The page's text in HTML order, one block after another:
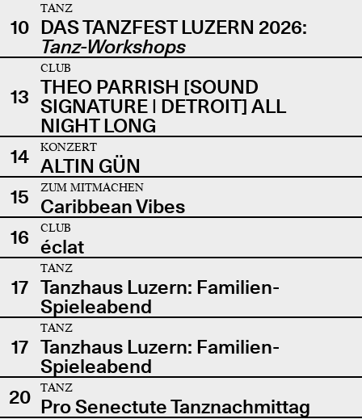
10
TANZ
DAS TANZFEST LUZERN 2026:
Tanz-Workshops
13
CLUB
THEO PARRISH [SOUND
SIGNATURE | DETROIT] ALL
NIGHT LONG
14
KONZERT
ALTIN GÜN
15
ZUM MITMACHEN
Caribbean Vibes
16
CLUB
éclat
17
TANZ
Tanzhaus Luzern: Familien-
Spieleabend
17
TANZ
Tanzhaus Luzern: Familien-
Spieleabend
20
TANZ
Pro Senectute Tanznachmittag